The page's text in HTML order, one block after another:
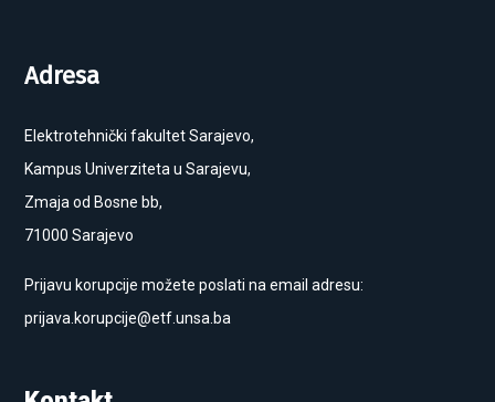
Adresa
Elektrotehnički fakultet Sarajevo,
Kampus Univerziteta u Sarajevu,
Zmaja od Bosne bb,
71000 Sarajevo
Prijavu korupcije možete poslati na email adresu:
prijava.korupcije@etf.unsa.ba